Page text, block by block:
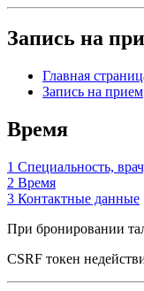
Запись на
Главная
Запись на прием
Время
1 Специальность,
2 Время
3 Контактные данные
При бронировании
CSRF токен